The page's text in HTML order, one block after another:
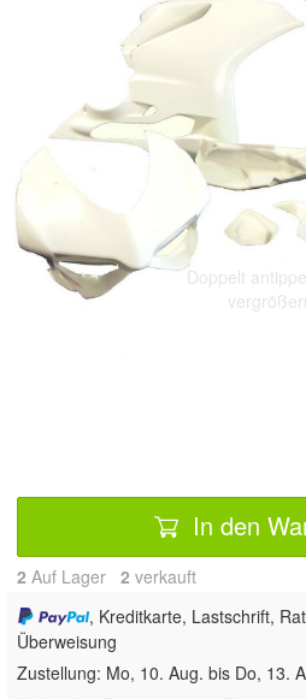
Doppelt
vergrößern
In den
2 Auf Lager 2 verkauft
, Kreditkarte, Lastschrift,
Überweisung
Zustellung: Mo, 10. Aug. bis Do, 13.